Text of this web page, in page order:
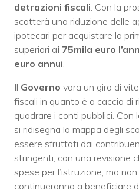
detrazioni fiscali . Con la
scatterà una riduzione delle
ipotecari per acquistare la
superiori ai 75mila euro
euro annui
Il Governo vara un giro di
fiscali in quanto è a caccia di
quadrare i conti pubblici. Con
si ridisegna la mappa degli
essere sfruttati dai
stringenti, con una revisione
spese per l’istruzione, ma
continueranno a beneficiare